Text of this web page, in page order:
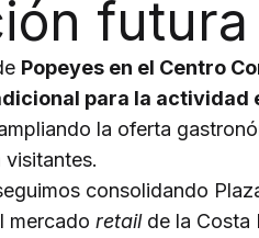
futura
Popeyes en el Centro
para la actividad
la oferta
consolidando
mercado retailde la Costa